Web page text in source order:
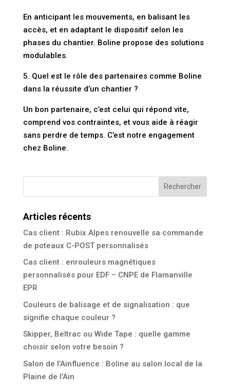
En anticipant les mouvements, en balisant les
accès, et en adaptant le dispositif selon les
phases du chantier. Boline propose des solutions
modulables.
5. Quel est le rôle des partenaires comme Boline
dans la réussite d’un chantier ?
Un bon partenaire, c’est celui qui répond vite,
comprend vos contraintes, et vous aide à réagir
sans perdre de temps. C’est notre engagement
chez Boline.
Articles récents
Cas client : Rubix Alpes renouvelle sa commande
de poteaux C-POST personnalisés
Cas client : enrouleurs magnétiques
personnalisés pour EDF – CNPE de Flamanville
EPR
Couleurs de balisage et de signalisation : que
signifie chaque couleur ?
Skipper, Beltrac ou Wide Tape : quelle gamme
choisir selon votre besoin ?
Salon de l’Ainfluence : Boline au salon local de la
Plaine de l’Ain